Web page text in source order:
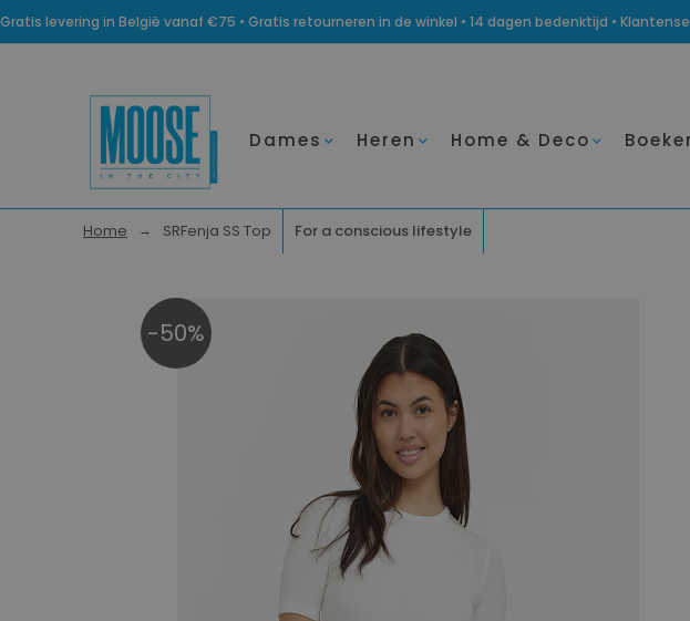
Gratis levering in België vanaf €75 • Gratis retourneren in de winkel • 14 dagen bedenktijd •
Dames Heren Home & Deco
Home SRFenja SS Top For a conscious lifestyle
-50%